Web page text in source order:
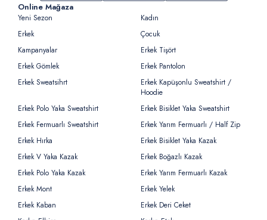
Online Mağaza
Yeni Sezon
Kadın
Erkek
Çocuk
Kampanyalar
Erkek Tişört
Erkek Gömlek
Erkek Pantolon
Erkek Sweatsihrt
Erkek Kapüşonlu Sweatshirt /
Hoodie
Erkek Polo Yaka Sweatshirt
Erkek Bisiklet Yaka Sweatshirt
Erkek Fermuarlı Sweatshirt
Erkek Yarım Fermuarlı / Half Zip
Erkek Hırka
Erkek Bisiklet Yaka Kazak
Erkek V Yaka Kazak
Erkek Boğazlı Kazak
Erkek Polo Yaka Kazak
Erkek Yarım Fermuarlı Kazak
Erkek Mont
Erkek Yelek
Erkek Kaban
Erkek Deri Ceket